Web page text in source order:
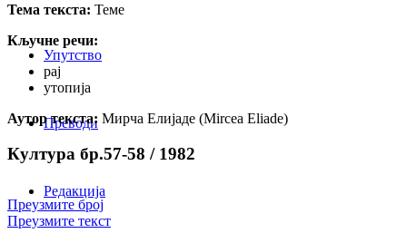
Упутство
Преводи
Редакција
Тема текста: Теме
Кључне речи:
рај
утопија
Аутор текста: Мирча Елијаде (Mircea Eliade)
Култура бр.57-58 / 1982
Преузмите број
Преузмите текст